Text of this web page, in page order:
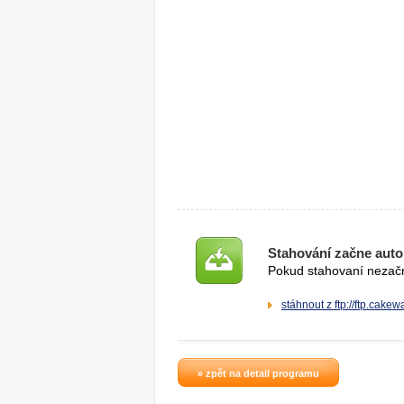
Stahování začne
Pokud stahovaní
stáhnout z ftp://
» zpět na detail programu